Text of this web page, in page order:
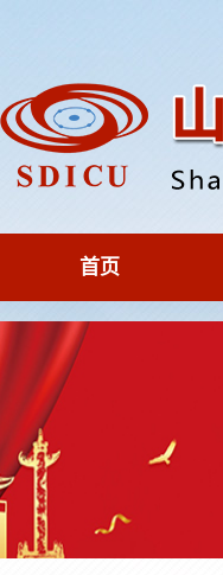
首页